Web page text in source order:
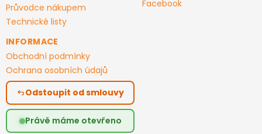
Průvodce nákupem
Technické listy
INFORMACE
Obchodní podmínky
Ochrana osobních údajů
Odstoupit od smlouvy
Právě máme otevřeno